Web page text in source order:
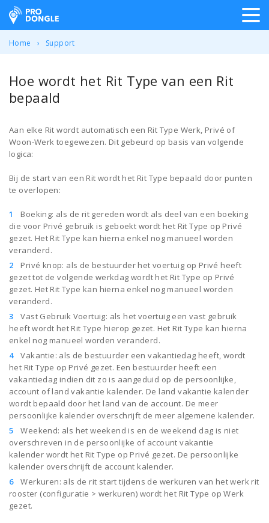
ProDongle Track & Trace
Home Support
Hoe wordt het Rit Type van een Rit
bepaald
Aan elke Rit wordt automatisch een Rit Type Werk, Privé of
Woon-Werk toegewezen. Dit gebeurd op basis van volgende
logica:
Bij de start van een Rit wordt het Rit Type bepaald door punten
te overlopen:
Boeking: als de rit gereden wordt als deel van een boeking
die voor Privé gebruik is geboekt wordt het Rit Type op Privé
gezet. Het Rit Type kan hierna enkel nog manueel worden
veranderd.
Privé knop: als de bestuurder het voertuig op Privé heeft
gezet tot de volgende werkdag wordt het Rit Type op Privé
gezet. Het Rit Type kan hierna enkel nog manueel worden
veranderd.
Vast Gebruik Voertuig: als het voertuig een vast gebruik
heeft wordt het Rit Type hierop gezet. Het Rit Type kan hierna
enkel nog manueel worden veranderd.
Vakantie: als de bestuurder een vakantiedag heeft, wordt
het Rit Type op Privé gezet. Een bestuurder heeft een
vakantiedag indien dit zo is aangeduid op de persoonlijke,
account of land vakantie kalender. De land vakantie kalender
wordt bepaald door het land van de account. De meer
persoonlijke kalender overschrijft de meer algemene kalender.
Weekend: als het weekend is en de weekend dag is niet
overschreven in de persoonlijke of account vakantie
kalender wordt het Rit Type op Privé gezet. De persoonlijke
kalender overschrijft de account kalender.
Werkuren: als de rit start tijdens de werkuren van het werk rit
rooster (configuratie > werkuren) wordt het Rit Type op Werk
gezet.